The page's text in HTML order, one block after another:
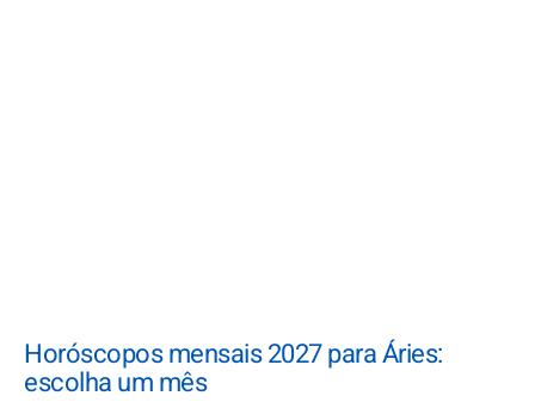
Horóscopos mensais 2027 para Áries:
escolha um mês